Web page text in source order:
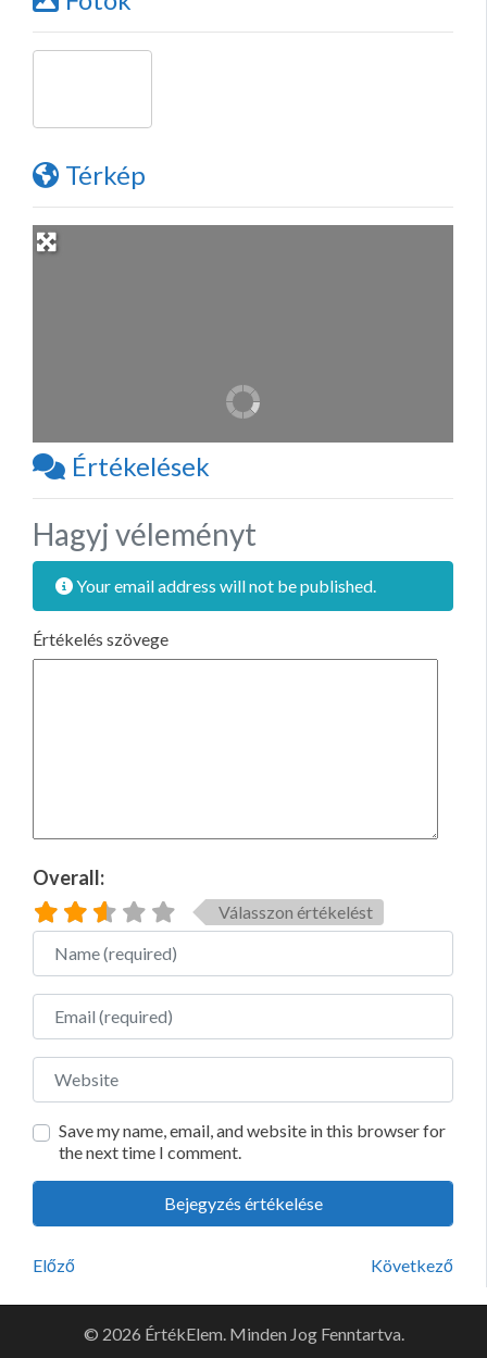
Térkép
Értékelések
Hagyj véleményt
Your email address will not be published.
Értékelés szövege
Overall:
Válasszon értékelést
Name
Email
Website
Save my name, email, and website in this browser for
the next time I comment.
Előző Következő
© 2026 ÉrtékElem. Minden Jog Fenntartva.